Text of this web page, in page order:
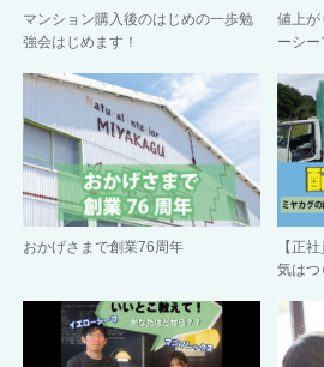
マンション購入後のはじめの一歩勉
強会はじめます！
値上が
ーシ
おかげさまで創業76周年
【正
気はつ